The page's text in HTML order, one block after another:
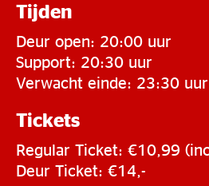
Tijden
Deur open: 20:00 uur
Support: 20:30 uur
Verwacht einde: 23:30 uur
Tickets
Regular Ticket: €10,99
Deur Ticket: €14,-